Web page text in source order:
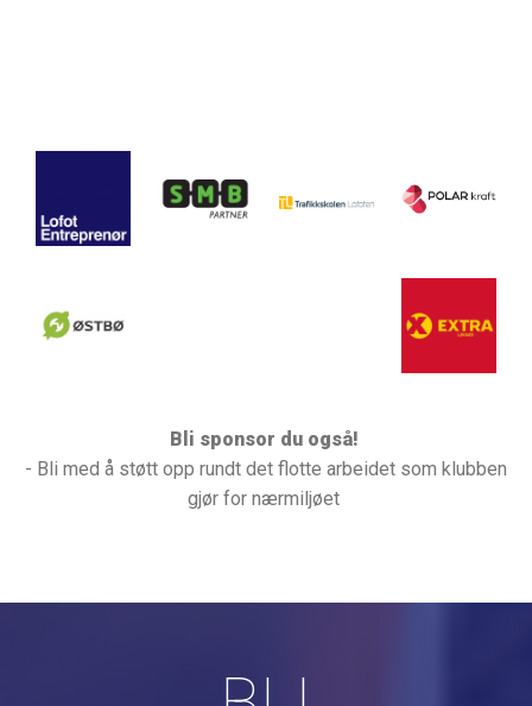
Bli sponsor du også!
- Bli med å støtt opp rundt det flotte arbeidet som klubben
gjør for nærmiljøet